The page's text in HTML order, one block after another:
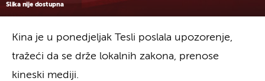
Slika nije dostupna
Kina je u ponedjeljak Tesli poslala upozorenje,
tražeći da se drže lokalnih zakona, prenose
kineski mediji.